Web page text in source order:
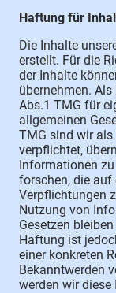
Haftung für
Die Inhalte
erstellt. Für die
der Inhalte
übernehmen.
Abs.1 TMG für
allgemeinen
TMG sind wir
verpflichtet,
Informationen
forschen, die auf
Verpflichtungen
Nutzung von
Gesetzen
Haftung ist
einer konkreten
Bekanntwerden
werden wir